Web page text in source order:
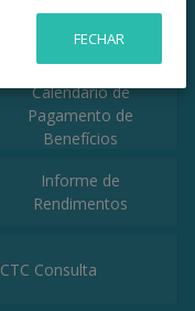
Calendário de
Pagamento de
Benefícios
Informe de
Rendimentos
CTC Consulta
FECHAR